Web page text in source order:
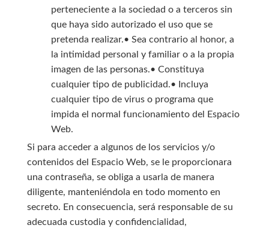
perteneciente a la sociedad o a terceros sin
que haya sido autorizado el uso que se
pretenda realizar.• Sea contrario al honor, a
la intimidad personal y familiar o a la propia
imagen de las personas.• Constituya
cualquier tipo de publicidad.• Incluya
cualquier tipo de virus o programa que
impida el normal funcionamiento del Espacio
Web.
Si para acceder a algunos de los servicios y/o
contenidos del Espacio Web, se le proporcionara
una contraseña, se obliga a usarla de manera
diligente, manteniéndola en todo momento en
secreto. En consecuencia, será responsable de su
adecuada custodia y confidencialidad,